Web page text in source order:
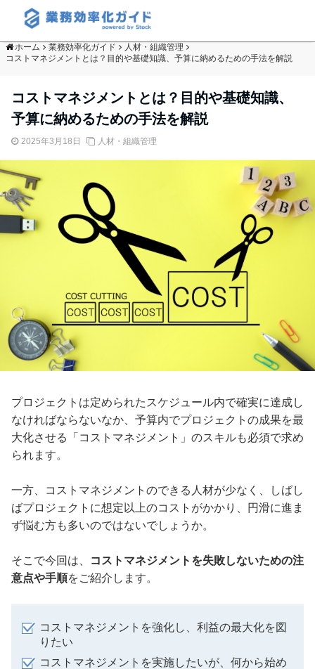
ホーム 業務効率化ガイド
人材・組織管理
コストマネジメントとは？目的や基礎知識、予算に納めるための手法を解説
コストマネジメントとは？目的や基礎知識、
予算に納めるための手法を解説
2025年3月18日 人材・組織管理
プロジェクトは定められたスケジュール内で確実に達成し
なければならないなか、予算内でプロジェクトの成果を最
大化させる「コストマネジメント」のスキルも必須で求め
られます。
一方、コストマネジメントのできる人材が少なく、しばし
ばプロジェクトに想定以上のコストがかかり、円滑に進ま
ず悩む方も多いのではないでしょうか。
そこで今回は、
コストマネジメントを失敗しないための注
意点や手順をご紹介します。
コストマネジメントを強化し、利益の最大化を図
りたい
コストマネジメントを実施したいが、何から始め